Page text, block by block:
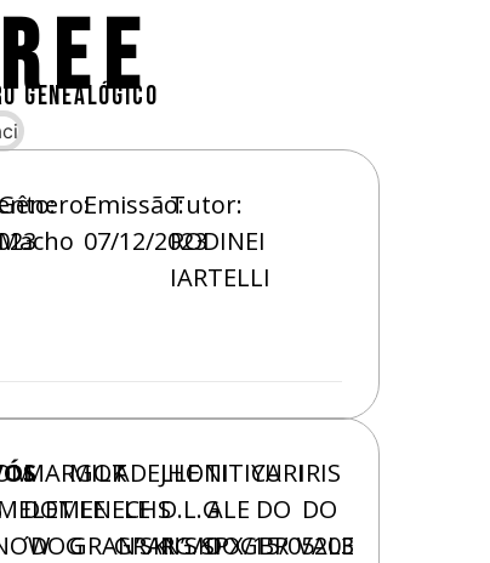
GENEALÓGICO
Emissão:
07/12/2023
Tutor:
RODINEI
IARTELLI
MARGOT
DOMENECHS
´DOG
MILK
LE
GRAN’SKI
ADELLE
LE
GRAN’SKI
JHONI
D.L.G
RG/SPX/15/05203
TITICA
ALE
DOG
YURI
DO
BR
IRIS
DO
VALE